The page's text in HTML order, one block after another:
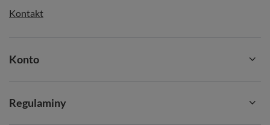
Kontakt
Konto
Regulaminy